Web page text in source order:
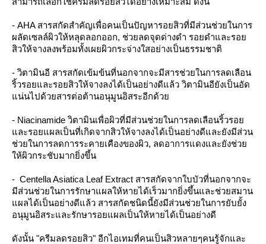
- AHA สารสกัดสำคัญเพื่อคนเป็นปัญหารอยสิวที่มีส่วนช่วยในการ
ผลัดเซลล์ผิวให้หลุดลอกออก, ช่วยลดจุดด่างดำ รอยดำและรอย
สิวให้จางลงพร้อมทั้งเผยผิวกระจ่างใสอย่างเป็นธรรมชาติ
- วิตามินอี สารสกัดเข้มข้นที่นอกจากจะมีสารช่วยในการลดเลือน
ริ้วรอยและรอยสิวให้จางลงได้เป็นอย่างดีแล้ว วิตามินอียังเป็นอัด
แน่นไปด้วยสารต่อต้านอนุมูนอิสระอีกด้วย
- Niacinamide วิตามินเพื่อผิวที่มีส่วนช่วยในการลดเลือนริ้วรอย
และรอยแผลเป็นที่เกิดจากสิวให้จางลงได้เป็นอย่างดีและยังมีส่วน
ช่วยในการลดการระคายเคืองของผิว, ลดอาการแดงและยังช่วย
ให้ผิวกระชับมากยิ่งขึ้น
- Centella Asiatica Leaf Extract สารสกัดจากใบบัวที่นอกจากจะ
มีส่วนช่วยในการรักษาแผลให้หายได้เร็วมากยิ่งขึ้นและช่วยสมาน
แผลได้เป็นอย่างดีแล้ว สารสกัดชนิดนี้ยังมีส่วนช่วยในการยับยั้ง
อนุมูนอิสระและรักษารอยแผลเป็นให้หายได้เป็นอย่างดี
ดังนั้น "ครีมลดรอยสิว" อีกไอเทมที่คนเป็นสิวหลายๆคนรู้จักและ